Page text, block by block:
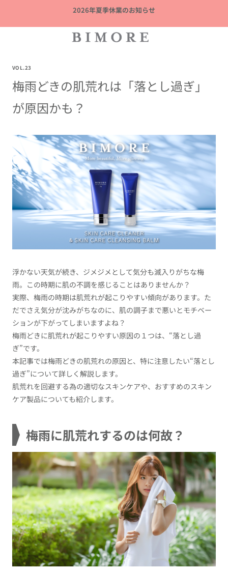
2026年夏季休業のお知らせ
VOL.23
梅雨どきの肌荒れは「落とし過ぎ」
が原因かも？
浮かない天気が続き、ジメジメとして気分も滅入りがちな梅
雨。この時期に肌の不調を感じることはありませんか？
実際、梅雨の時期は肌荒れが起こりやすい傾向があります。た
だでさえ気分が沈みがちなのに、肌の調子まで悪いとモチベー
ションが下がってしまいますよね？
梅雨どきに肌荒れが起こりやすい原因の１つは、“落とし過
ぎ”です。
本記事では梅雨どきの肌荒れの原因と、特に注意したい“落とし
過ぎ”について詳しく解説します。
肌荒れを回避する為の適切なスキンケアや、おすすめのスキン
ケア製品についても紹介します。
梅雨に肌荒れするのは何故？